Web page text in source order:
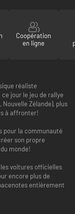
Coopération
en ligne
réaliste
jour le jeu de rallye
Zélande), plus
à affronter!
pour la communauté
son propre
monde!
voitures officielles
encore plus de
entièrement